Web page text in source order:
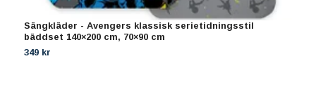
Sängkläder - Avengers klassisk serietidningsstil
bäddset 140×200 cm, 70×90 cm
349 kr